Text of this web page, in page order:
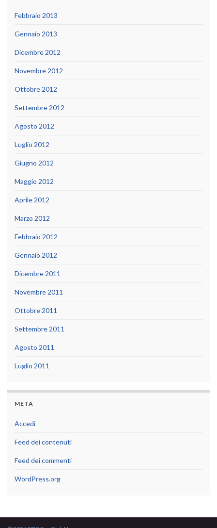
Febbraio 2013
Gennaio 2013
Dicembre 2012
Novembre 2012
Ottobre 2012
Settembre 2012
Agosto 2012
Luglio 2012
Giugno 2012
Maggio 2012
Aprile 2012
Marzo 2012
Febbraio 2012
Gennaio 2012
Dicembre 2011
Novembre 2011
Ottobre 2011
Settembre 2011
Agosto 2011
Luglio 2011
META
Accedi
Feed dei contenuti
Feed dei commenti
WordPress.org